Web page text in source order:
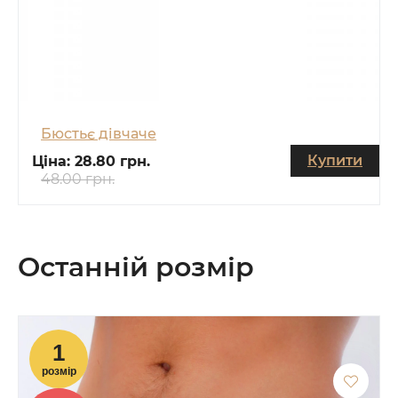
Бюстьє дівчаче
Ціна: 28.80 грн.
48.00 грн.
Купити
Останній розмір